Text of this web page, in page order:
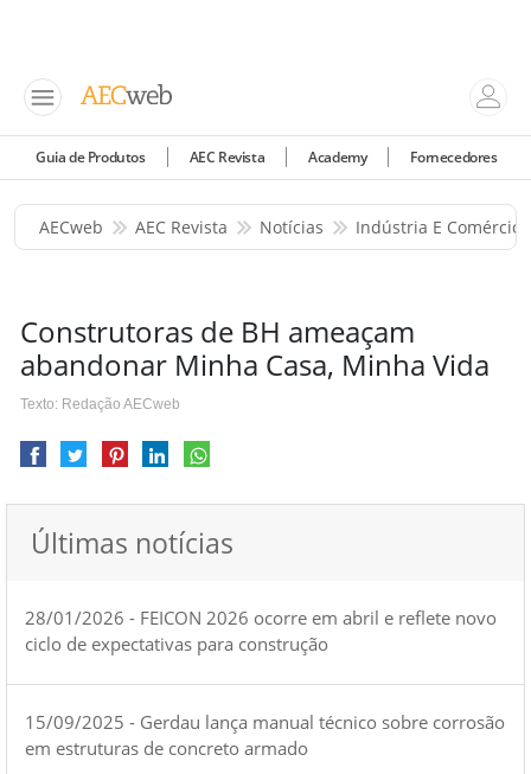
Guia de Produtos AEC Revista Academy Fornecedores
AECweb AEC Revista Notícias Indústria E Comércio
Construtoras de BH ameaçam
abandonar Minha Casa, Minha Vida
Texto: Redação AECweb
Últimas notícias
28/01/2026 - FEICON 2026 ocorre em abril e reflete novo
ciclo de expectativas para construção
15/09/2025 - Gerdau lança manual técnico sobre corrosão
em estruturas de concreto armado